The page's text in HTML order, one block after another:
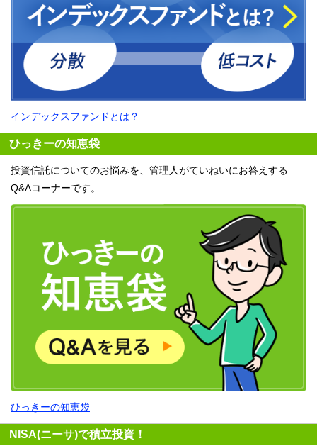
インデックスファンドとは？
ひっきーの知恵袋
投資信託についてのお悩みを、管理人がていねいにお答えする
Q&Aコーナーです。
ひっきーの知恵袋
NISA(ニーサ)で積立投資！